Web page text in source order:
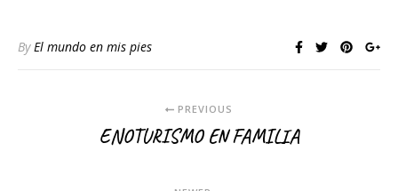
ByEl mundo en mis pies
PREVIOUS
ENOTURISMO EN FAMILIA